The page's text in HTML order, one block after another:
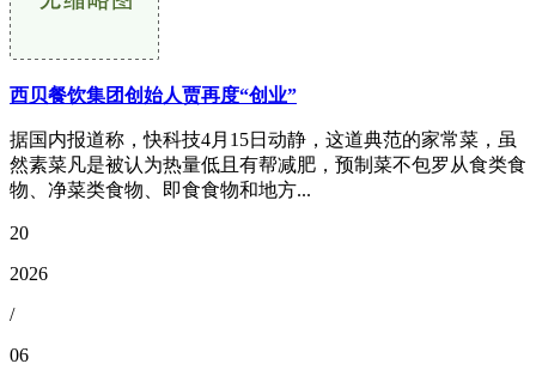
西贝餐饮集团创始人贾再度“创业”
据国内报道称，快科技4月15日动静，这道典范的家常菜，虽
然素菜凡是被认为热量低且有帮减肥，预制菜不包罗从食类食
物、净菜类食物、即食食物和地方...
20
2026
/
06